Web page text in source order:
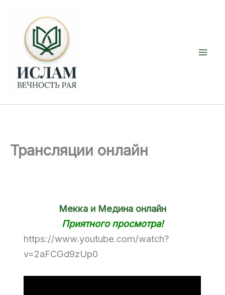
содержимому
Трансляции онлайн
Мекка и Медина онлайн
Приятного просмотра!
https://www.youtube.com/watch?
v=2aFCGd9zUp0